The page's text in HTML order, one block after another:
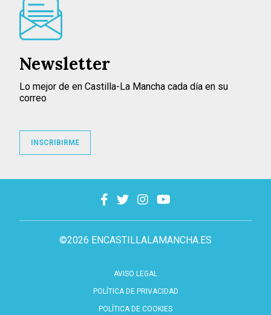
©2026 ENCASTILLALAMANCHA.ES
AVISO LEGAL
POLÍTICA DE PRIVACIDAD
POLÍTICA DE COOKIES
Newsletter
Lo mejor de en Castilla-La Mancha cada día en su
correo
INSCRIBIRME